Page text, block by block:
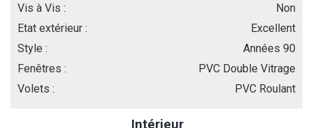
Vis à Vis :
Non
Etat extérieur :
Excellent
Style :
Années 90
Fenêtres :
PVC Double Vitrage
Volets :
PVC Roulant
Intérieur